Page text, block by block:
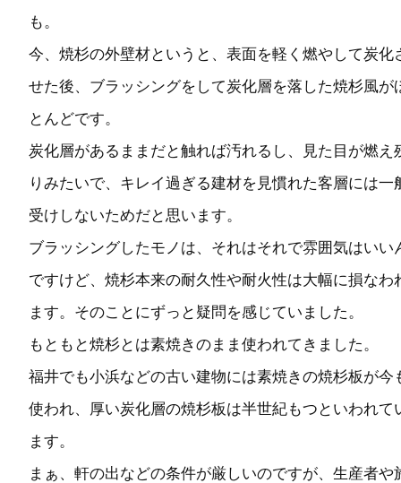
も。
今、焼杉の外壁材というと、表面を軽く燃やして炭化
せた後、ブラッシングをして炭化層を落した焼杉風が
とんどです。
炭化層があるままだと触れば汚れるし、見た目が燃え
りみたいで、キレイ過ぎる建材を見慣れた客層には一
受けしないためだと思います。
ブラッシングしたモノは、それはそれで雰囲気はいい
ですけど、焼杉本来の耐久性や耐火性は大幅に損なわ
ます。そのことにずっと疑問を感じていました。
もともと焼杉とは素焼きのまま使われてきました。
福井でも小浜などの古い建物には素焼きの焼杉板が今
使われ、厚い炭化層の焼杉板は半世紀もつといわれて
ます。
まぁ、軒の出などの条件が厳しいのですが、生産者や